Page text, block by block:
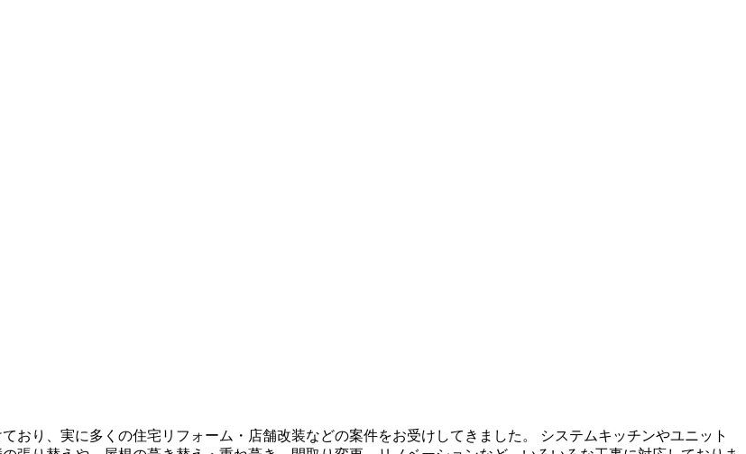
おり、実に多くの住宅リフォーム・店舗改装などの案件をお受けしてきました。 システムキッチンやユニット